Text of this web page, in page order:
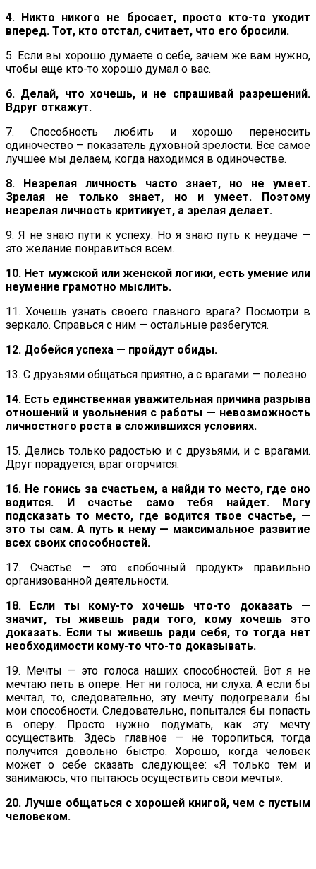
4. Никто никого не бросает, просто кто-то уходит
вперед. Тот, кто отстал, считает, что его бросили.
5. Если вы хорошо думаете о себе, зачем же вам нужно,
чтобы еще кто-то хорошо думал о вас.
6. Делай, что хочешь, и не спрашивай разрешений.
Вдруг откажут.
7. Способность любить и хорошо переносить
одиночество – показатель духовной зрелости. Все самое
лучшее мы делаем, когда находимся в одиночестве.
8. Незрелая личность часто знает, но не умеет.
Зрелая не только знает, но и умеет. Поэтому
незрелая личность критикует, а зрелая делает.
9. Я не знаю пути к успеху. Но я знаю путь к неудаче —
это желание понравиться всем.
10. Нет мужской или женской логики, есть умение или
неумение грамотно мыслить.
11. Хочешь узнать своего главного врага? Посмотри в
зеркало. Справься с ним — остальные разбегутся.
12. Добейся успеха — пройдут обиды.
13. С друзьями общаться приятно, а с врагами — полезно.
14. Есть единственная уважительная причина разрыва
отношений и увольнения с работы — невозможность
личностного роста в сложившихся условиях.
15. Делись только радостью и с друзьями, и с врагами.
Друг порадуется, враг огорчится.
16. Не гонись за счастьем, а найди то место, где оно
водится. И счастье само тебя найдет. Могу
подсказать то место, где водится твое счастье, —
это ты сам. А путь к нему — максимальное развитие
всех своих способностей.
17. Счастье — это «побочный продукт» правильно
организованной деятельности.
18. Если ты кому-то хочешь что-то доказать —
значит, ты живешь ради того, кому хочешь это
доказать. Если ты живешь ради себя, то тогда нет
необходимости кому-то что-то доказывать.
19. Мечты — это голоса наших способностей. Вот я не
мечтаю петь в опере. Нет ни голоса, ни слуха. А если бы
мечтал, то, следовательно, эту мечту подогревали бы
мои способности. Следовательно, попытался бы попасть
в оперу. Просто нужно подумать, как эту мечту
осуществить. Здесь главное — не торопиться, тогда
получится довольно быстро. Хорошо, когда человек
может о себе сказать следующее: «Я только тем и
занимаюсь, что пытаюсь осуществить свои мечты».
20. Лучше общаться с хорошей книгой, чем с пустым
человеком.